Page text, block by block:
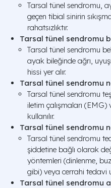
Tarsal tünel sendromu,
geçen tibial sinirin
rahatsızlıktır.
Tarsal tünel sendromu
Tarsal tünel sendromu
ayak bileğinde ağrı,
hissi yer alır.
Tarsal tünel sendromu
Tarsal tünel sendromu
iletim çalışmaları
kullanılır.
Tarsal tünel sendromu
Tarsal tünel sendromu
şiddetine bağlı olarak
yöntemleri (dinlenme,
gibi) veya cerrahi tedavi
Tarsal tünel sendromu